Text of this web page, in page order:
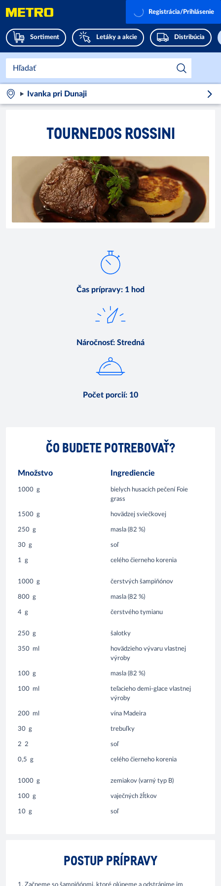
Sortiment Letáky a akcie Distribúcia
Registrácia/Prihlásenie
Ivanka pri Dunaji
TOURNEDOS ROSSINI
Čas prípravy: 1 hod
Náročnosť: Stredná
Počet porcií: 10
ČO BUDETE POTREBOVAŤ?
Množstvo Ingrediencie
1000 g
bielych husacích pečení Foie
grass
1500 g hovädzej sviečkovej
250 g masla (82 %)
30 g soľ
1 g celého čierneho korenia
1000 g čerstvých šampiňónov
800 g masla (82 %)
4 g čerstvého tymianu
250 g šalotky
350 ml
hovädzieho vývaru vlastnej
výroby
100 g masla (82 %)
100 ml
teľacieho demi-glace vlastnej
výroby
200 ml vína Madeira
30 g trebuľky
2 2 soľ
0,5 g celého čierneho korenia
1000 g zemiakov (varný typ B)
100 g vaječných žĺtkov
10 g soľ
POSTUP PRÍPRAVY